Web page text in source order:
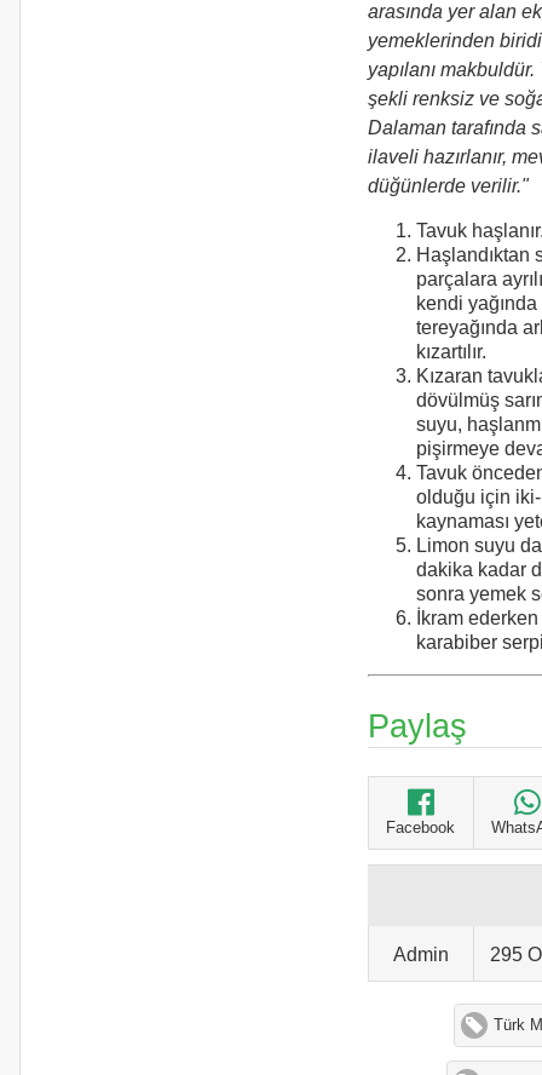
arasında yer alan
yemeklerinden
yapılanı
şekli renksiz ve
Dalaman tarafında
ilaveli hazırlanır,
düğünlerde verilir."
Tavuk
Haşlandıktan
parçalara
kendi
tereyağında
kızartılır.
Kızaran
dövülmüş
suyu,
pişirmeye
Tavuk
olduğu için iki-
kaynaması
Limon suyu
dakika kadar
sonra yemek
İkram
karabiber
Paylaş
Facebook
Admin 295
Türk